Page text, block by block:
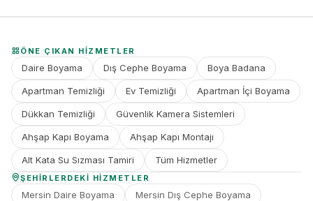
ÖNE ÇIKAN HIZMETLER
Daire Boyama Dış Cephe Boyama Boya Badana
Apartman Temizliği Ev Temizliği Apartman İçi Boyama
Dükkan Temizliği Güvenlik Kamera Sistemleri
Ahşap Kapı Boyama Ahşap Kapı Montajı
Alt Kata Su Sızması Tamiri Tüm Hizmetler
ŞEHIRLERDEKI HIZMETLER
Mersin Daire Boyama Mersin Dış Cephe Boyama